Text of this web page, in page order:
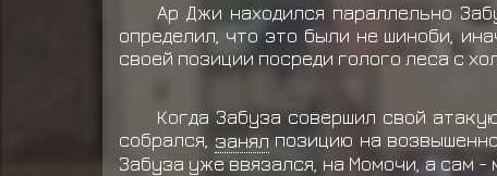
Ар Джи находился параллельно
определил, что это были не шиноби,
своей позиции посреди голого леса с
Когда Забуза совершил свой
собрался, занял позицию на
Забуза уже ввязался, на Момочи, а сам